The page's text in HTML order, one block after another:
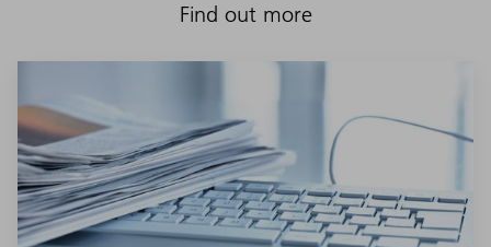
Find out more